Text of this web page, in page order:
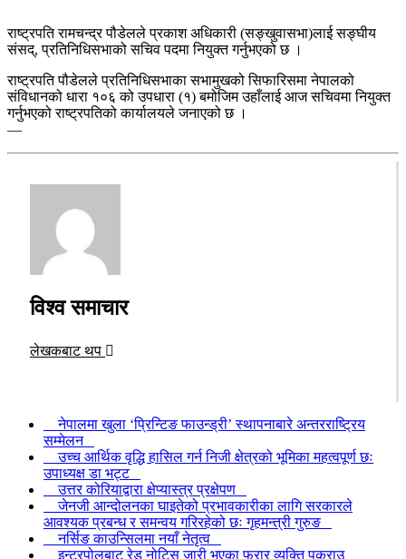
राष्ट्रपति रामचन्द्र पौडेलले प्रकाश अधिकारी (सङ्खुवासभा)लाई सङ्घीय
संसद्, प्रतिनिधिसभाको सचिव पदमा नियुक्त गर्नुभएको छ ।
राष्ट्रपति पौडेलले प्रतिनिधिसभाका सभामुखको सिफारिसमा नेपालको
संविधानको धारा १०६ को उपधारा (१) बमोजिम उहाँलाई आज सचिवमा नियुक्त
गर्नुभएको राष्ट्रपतिको कार्यालयले जनाएको छ ।
—
विश्व समाचार
लेखकबाट थप
नेपालमा खुला ‘प्रिन्टिङ फाउन्ड्री’ स्थापनाबारे अन्तरराष्ट्रिय
सम्मेलन
उच्च आर्थिक वृद्धि हासिल गर्न निजी क्षेत्रको भूमिका महत्वपूर्ण छः
उपाध्यक्ष डा भट्ट
उत्तर कोरियाद्वारा क्षेप्यास्त्र प्रक्षेपण
जेनजी आन्दोलनका घाइतेको प्रभावकारीका लागि सरकारले
आवश्यक प्रबन्ध र समन्वय गरिरहेको छः गृहमन्त्री गुरुङ
नर्सिङ काउन्सिलमा नयाँ नेतृत्व
इन्टरपोलबाट रेड नोटिस जारी भएका फरार व्यक्ति पक्राउ